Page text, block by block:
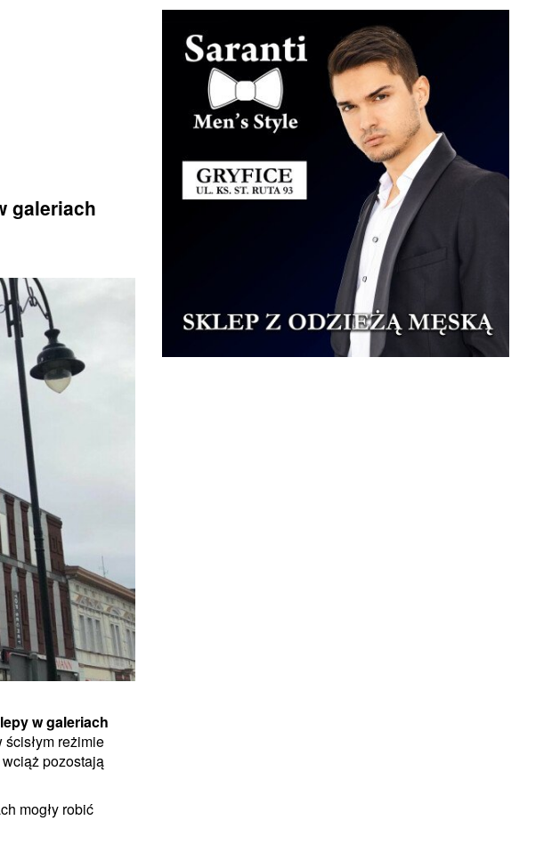
galeriach
w galeriach
reżimie
pozostają
mogły robić